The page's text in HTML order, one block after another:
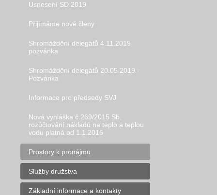
Usnesení SD 2019
Přijímáme nové členy
Shromáždění delegátů 4.11.2019
pozvánka
Shromáždění delegátů 20.05.2019 -
Pozvánka
Informace pro předsedy SVJ
Nová vyhláška č.269/2015 Sb.
rozúčtování nákladů na teplo a teplou
vodu platná od 1.1.2016
Prostory k pronájmu
Služby družstva
Základní informace a kontakty